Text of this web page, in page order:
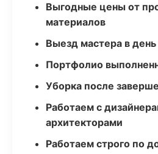
Выгодные цены от
материалов
Выезд мастера в
Портфолио
Уборка после
Работаем с
архитекторами
Работаем строго по